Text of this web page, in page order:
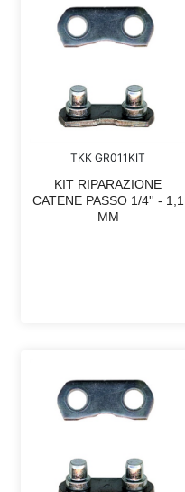
TKK GR011KIT
KIT RIPARAZIONE
CATENE PASSO 1/4'' - 1,1
MM